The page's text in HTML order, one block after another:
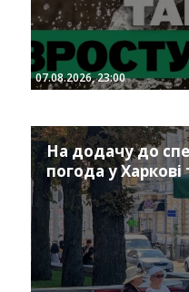
07.08.2026, 23:00
На додачу до
погода у Харкові